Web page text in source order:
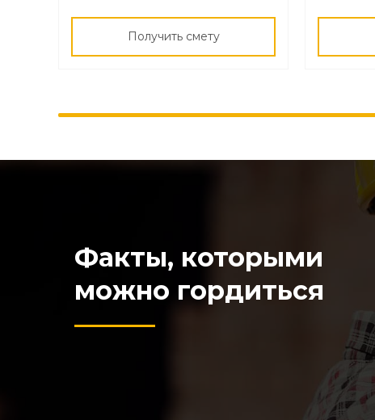
Получить смету
Факты, которыми
можно гордиться